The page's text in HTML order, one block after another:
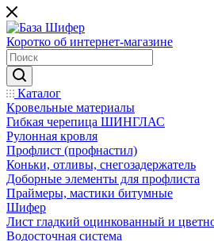
Коротко об интернет-магазине
Каталог
Кровельные материалы
Гибкая черепица ШИНГЛАС
Рулонная кровля
Профлист (профнастил)
Коньки, отливы, снегозадержатель
Доборные элементы для профлиста
Праймеры, мастики битумные
Шифер
Лист гладкий оцинкованный и
Водосточная система